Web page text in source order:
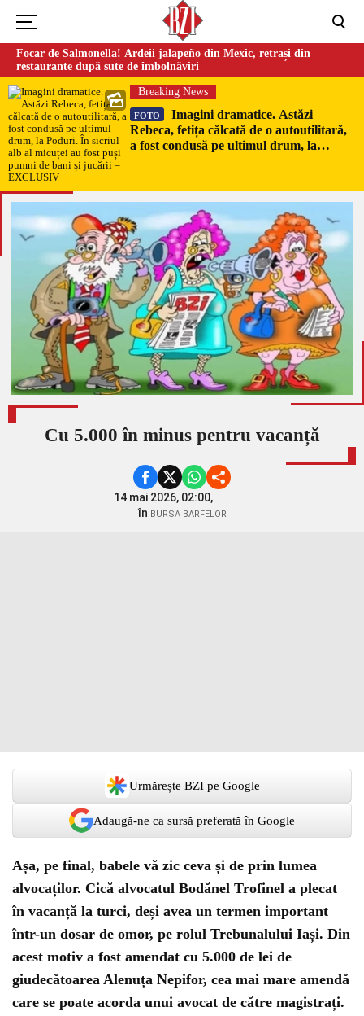
Focar de Salmonella! Ardeii jalapeño din Mexic, retrași din
restaurante după sute de îmbolnăviri
Breaking News
FOTO
Imagini dramatice. Astăzi
Rebeca, fetița călcată de o autoutilitară,
a fost condusă pe ultimul drum, la
EXCLUSIV
Cu 5.000 în minus pentru vacanță
14 mai 2026, 02:00,
în BURSA BARFELOR
Urmărește BZI pe Google
Adaugă-ne ca sursă preferată în Google
Așa, pe final, babele vă zic ceva și de prin lumea
alvocaților. Cică alvocatul Bodănel Trofinel a plecat
în vacanță la turci, deși avea un termen important
într-un dosar de omor, pe rolul Trebunalului Iași. Din
acest motiv a fost amendat cu 5.000 de lei de
giudecătoarea Alenuța Nepifor, cea mai mare amendă
care se poate acorda unui avocat de către magistrați.